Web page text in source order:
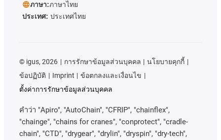
ภาษา:ภาษาไทย
ประเทศ: ประเทศไทย
© igus, 2026 การรักษาข้อมูลส่วนบุคคล
นโยบายคุกกี้
ข้อปฏิบัติ
Imprint
ข้อตกลงและเงื่อนไข
ตั้งค่าการรักษาข้อมูลส่วนบุคคล
คําว่า "Apiro", "AutoChain", "CFRIP", "chainflex",
"chainge", "chains for cranes", "conprotect", "cradle-
chain", "CTD", "drygear", "drylin", "dryspin", "dry-tech",